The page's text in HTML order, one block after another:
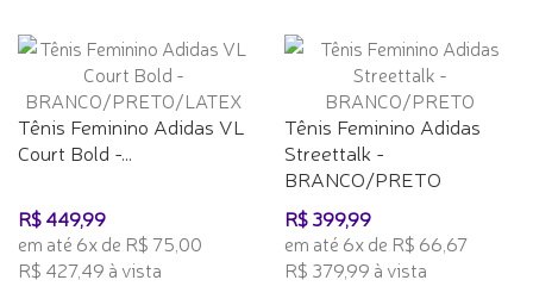
Tênis Feminino Adidas VL
Court Bold -...
R$ 449,99
em até 6x de R$ 75,00
R$ 427,49 à vista
Tênis Feminino Adidas
Streettalk -
BRANCO/PRETO
R$ 399,99
em até 6x de R$ 66,67
R$ 379,99 à vista